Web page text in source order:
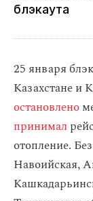
блэкаута
25 января
Казахстане и
остановлено
принимал
отопление.
Навоийская,